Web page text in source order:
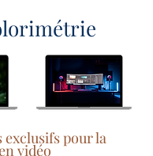
exclusifs pour la
vidéo